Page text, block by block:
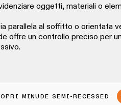
oggetti, materiali o
parallela al soffitto o orientata
offre un controllo preciso per
MINUDE SEMI-RECESSED